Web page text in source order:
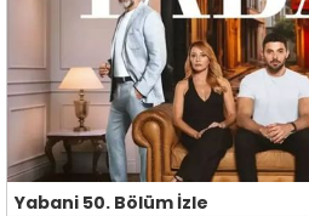
Yabani 50. Bölüm İzle